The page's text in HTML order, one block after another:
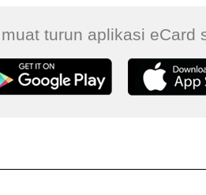
turun aplikasi eCard